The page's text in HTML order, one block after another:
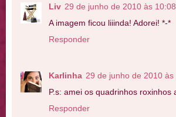
Liv 29 de junho de 2010 às 10:08
A imagem ficou liiinda! Adorei! *-*
Responder
Karlinha 29 de junho de 2010 às
P.s: amei os quadrinhos roxinhos
Responder